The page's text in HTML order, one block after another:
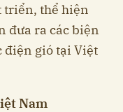
triển, thể hiện
đưa ra các biện
điện gió tại Việt
Nam